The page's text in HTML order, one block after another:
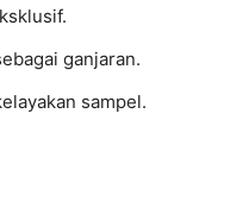
ganjaran.
sampel.